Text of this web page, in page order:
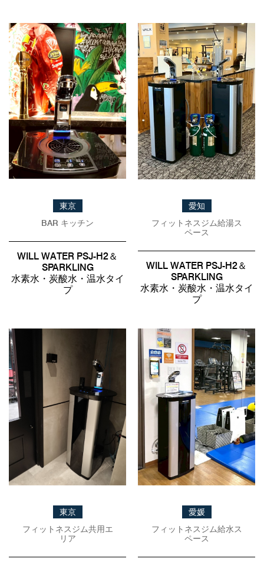
東京
BAR キッチン
WILL WATER PSJ-H2＆
SPARKLING
水素水・炭酸水・温水タイ
プ
愛知
フィットネスジム給湯ス
ペース
WILL WATER PSJ-H2＆
SPARKLING
水素水・炭酸水・温水タイ
プ
東京
フィットネスジム共用エ
リア
愛媛
フィットネスジム給水ス
ペース